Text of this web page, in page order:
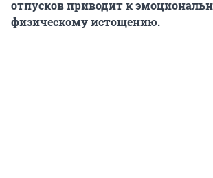
отпусков приводит к
физическому истощению.